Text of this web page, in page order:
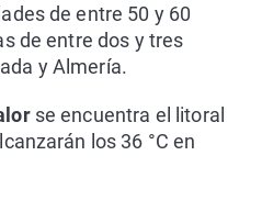
de entre 50 y 60
de entre dos y tres
y Almería.
se encuentra el litoral
los 36 °C en